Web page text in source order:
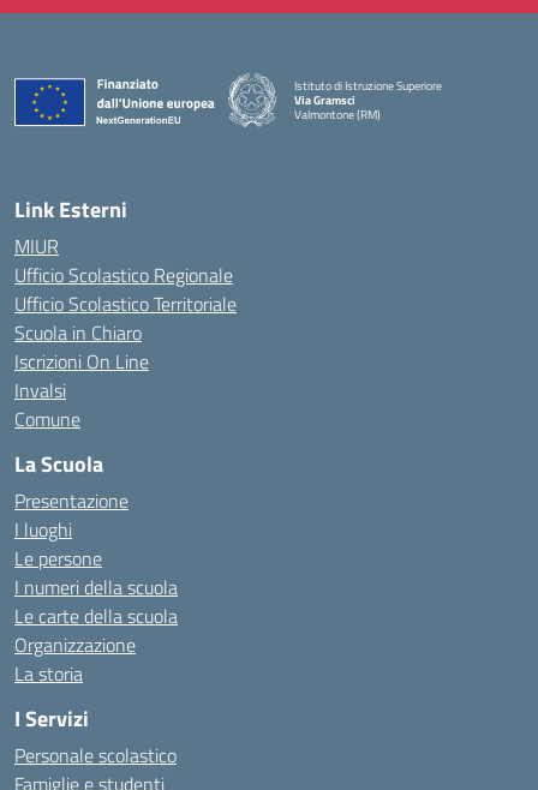
Istituto di Istruzione Superiore
Via Gramsci
Valmontone (RM)
Link Esterni
MIUR
Ufficio Scolastico Regionale
Ufficio Scolastico Territoriale
Scuola in Chiaro
Iscrizioni On Line
Invalsi
Comune
La Scuola
Presentazione
I luoghi
Le persone
I numeri della scuola
Le carte della scuola
Organizzazione
La storia
I Servizi
Personale scolastico
Famiglie e studenti